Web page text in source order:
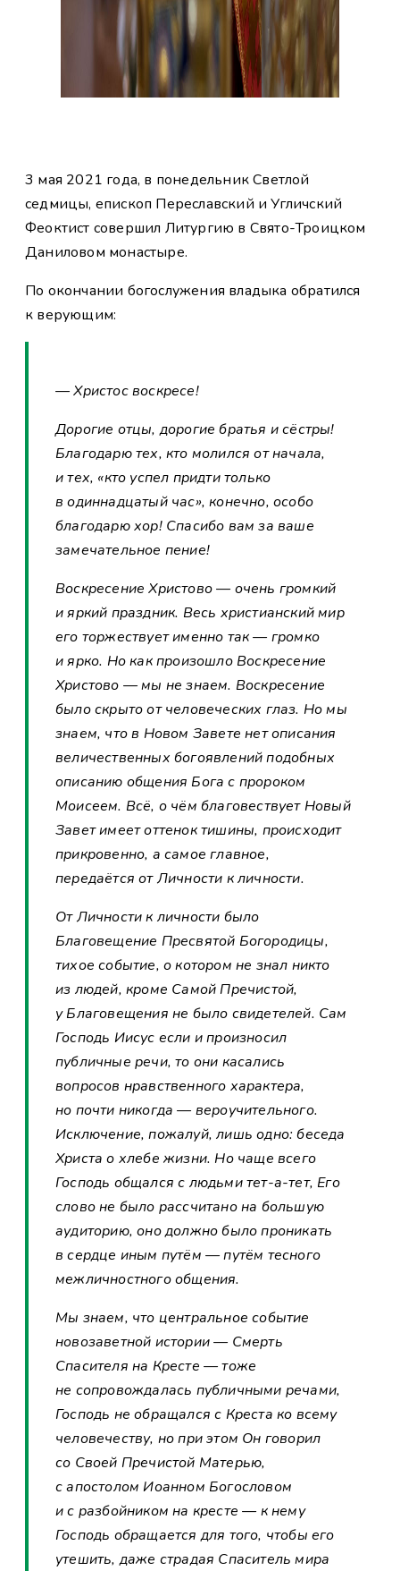
3 мая 2021 года, в понедельник Светлой
седмицы, епископ Переславский и Угличский
Феоктист совершил Литургию в Свято-Троицком
Даниловом монастыре.
По окончании богослужения владыка обратился
к верующим:
— Христос воскресе!
Дорогие отцы, дорогие братья и сёстры!
Благодарю тех, кто молился от начала,
и тех, «кто успел придти только
в одиннадцатый час», конечно, особо
благодарю хор! Спасибо вам за ваше
замечательное пение!
Воскресение Христово — очень громкий
и яркий праздник. Весь христианский мир
его торжествует именно так — громко
и ярко. Но как произошло Воскресение
Христово — мы не знаем. Воскресение
было скрыто от человеческих глаз. Но мы
знаем, что в Новом Завете нет описания
величественных богоявлений подобных
описанию общения Бога с пророком
Моисеем. Всё, о чём благовествует Новый
Завет имеет оттенок тишины, происходит
прикровенно, а самое главное,
передаётся от Личности к личности.
От Личности к личности было
Благовещение Пресвятой Богородицы,
тихое событие, о котором не знал никто
из людей, кроме Самой Пречистой,
у Благовещения не было свидетелей. Сам
Господь Иисус если и произносил
публичные речи, то они касались
вопросов нравственного характера,
но почти никогда — вероучительного.
Исключение, пожалуй, лишь одно: беседа
Христа о хлебе жизни. Но чаще всего
Господь общался с людьми тет-а-тет, Его
слово не было рассчитано на большую
аудиторию, оно должно было проникать
в сердце иным путём — путём тесного
межличностного общения.
Мы знаем, что центральное событие
новозаветной истории — Смерть
Спасителя на Кресте — тоже
не сопровождалась публичными речами,
Господь не обращался с Креста ко всему
человечеству, но при этом Он говорил
со Своей Пречистой Матерью,
с апостолом Иоанном Богословом
и с разбойником на кресте — к нему
Господь обращается для того, чтобы его
утешить, даже страдая Спаситель мира